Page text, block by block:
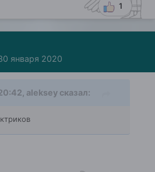
1
января 2020
aleksey сказал: